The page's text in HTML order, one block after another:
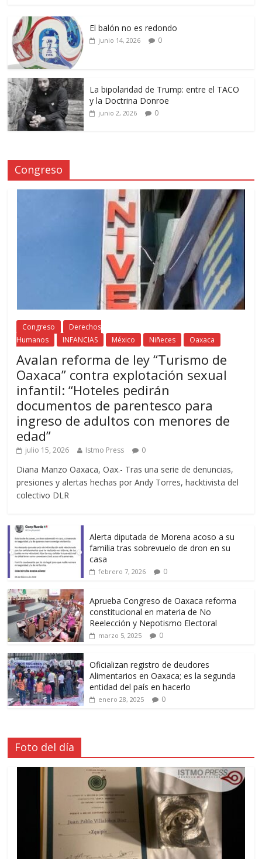
El balón no es redondo
junio 14, 2026 0
La bipolaridad de Trump: entre el TACO
y la Doctrina Donroe
junio 2, 2026 0
Congreso
Congreso
Derechos
Humanos
INFANCIAS México Niñeces Oaxaca
Avalan reforma de ley “Turismo de
Oaxaca” contra explotación sexual
infantil: “Hoteles pedirán
documentos de parentesco para
ingreso de adultos con menores de
edad”
julio 15, 2026 Istmo Press 0
Diana Manzo Oaxaca, Oax.- Tras una serie de denuncias,
presiones y alertas hechas por Andy Torres, hacktivista del
colectivo DLR
Alerta diputada de Morena acoso a su
familia tras sobrevuelo de dron en su
casa
febrero 7, 2026 0
Aprueba Congreso de Oaxaca reforma
constitucional en materia de No
Reelección y Nepotismo Electoral
marzo 5, 2025 0
Oficializan registro de deudores
Alimentarios en Oaxaca; es la segunda
entidad del país en hacerlo
enero 28, 2025 0
Foto del día